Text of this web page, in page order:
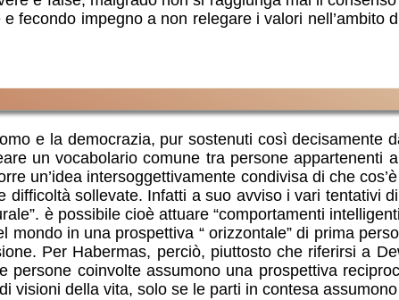
fecondo impegno a non relegare i valori nell’ambito
e la democrazia, pur sostenuti così
un vocabolario comune tra persone appartenenti
un’idea intersoggettivamente condivisa di che
sollevate. Infatti a suo avviso i vari tentativi
è possibile cioè attuare “comportamenti
in una prospettiva “ orizzontale” di prima
Per Habermas, perciò, piuttosto che riferirsi a
coinvolte assumono una prospettiva
della vita, solo se le parti in contesa